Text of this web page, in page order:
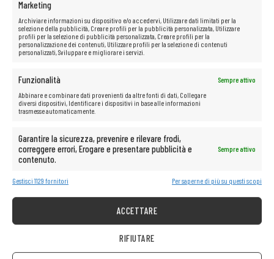
Marketing
Archiviare informazioni su dispositivo e/o accedervi, Utilizzare dati limitati per la
selezione della pubblicità, Creare profili per la pubblicità personalizzata, Utilizzare
profili per la selezione di pubblicità personalizzata, Creare profili per la
personalizzazione dei contenuti, Utilizzare profili per la selezione di contenuti
personalizzati, Sviluppare e migliorare i servizi.
Funzionalità
Sempre attivo
Abbinare e combinare dati provenienti da altre fonti di dati, Collegare
diversi dispositivi, Identificare i dispositivi in base alle informazioni
trasmesse automaticamente.
Garantire la sicurezza, prevenire e rilevare frodi,
correggere errori, Erogare e presentare pubblicità e
contenuto.
Sempre attivo
Gestisci 1129 fornitori Per saperne di più su questi scopi
ACCETTARE
RIFIUTARE